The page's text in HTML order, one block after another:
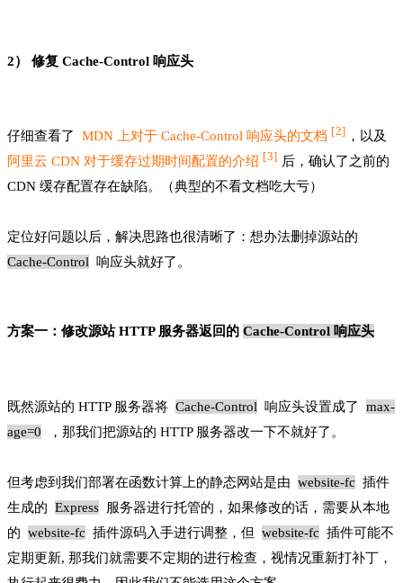
2） 修复 Cache-Control 响应头
仔细查看了 MDN 上对于 Cache-Control 响应头的文档 [2] ，以及
阿里云 CDN 对于缓存过期时间配置的介绍 [3] 后，确认了之前的
CDN 缓存配置存在缺陷。（典型的不看文档吃大亏）
定位好问题以后，解决思路也很清晰了：想办法删掉源站的
Cache-Control
响应头就好了。
方案一：修改源站 HTTP 服务器返回的 Cache-Control 响应头
既然源站的 HTTP 服务器将 Cache-Control 响应头设置成了
max-
age=0
，那我们把源站的 HTTP 服务器改一下不就好了。
但考虑到我们部署在函数计算上的静态网站是由 website-fc 插件
生成的 Express
服务器进行托管的，如果修改的话，需要从本地
的 website-fc 插件源码入手进行调整，但 website-fc 插件可能不
定期更新, 那我们就需要不定期的进行检查，视情况重新打补丁，